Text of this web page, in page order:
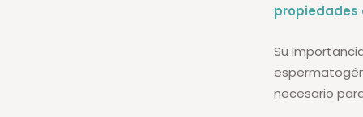
Su
necesario